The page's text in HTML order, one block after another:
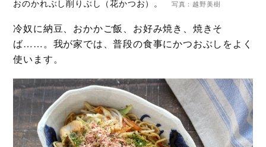
おのかれぶし削りぶし（花かつお）。
写真：越野美樹
冷奴に納豆、おかかご飯、お好み焼き、焼きそ
ば……。我が家では、普段の食事にかつおぶしをよく
使います。